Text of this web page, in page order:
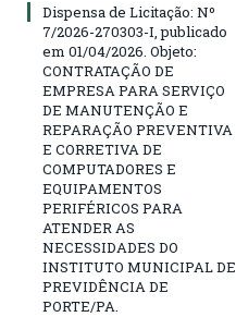
Dispensa de Licitação: Nº
7/2026-270303-I, publicado
em 01/04/2026. Objeto:
CONTRATAÇÃO DE
EMPRESA PARA SERVIÇO
DE MANUTENÇÃO E
REPARAÇÃO PREVENTIVA
E CORRETIVA DE
COMPUTADORES E
EQUIPAMENTOS
PERIFÉRICOS PARA
ATENDER AS
NECESSIDADES DO
INSTITUTO MUNICIPAL DE
PREVIDÊNCIA DE
PORTE/PA.